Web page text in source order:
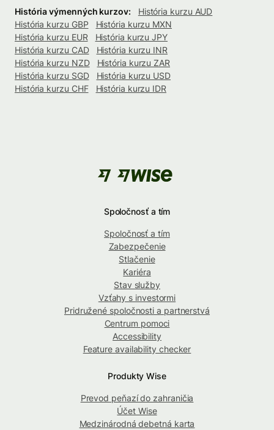
História výmenných kurzov:
História kurzu AUD
História kurzu GBP
História kurzu MXN
História kurzu EUR
História kurzu JPY
História kurzu CAD
História kurzu INR
História kurzu NZD
História kurzu ZAR
História kurzu SGD
História kurzu USD
História kurzu CHF
História kurzu IDR
Spoločnosť a tím
Spoločnosť a tím
Zabezpečenie
Stlačenie
Kariéra
Stav služby
Vzťahy s investormi
Pridružené spoločnosti a partnerstvá
Centrum pomoci
Accessibility
Feature availability checker
Produkty Wise
Prevod peňazí do zahraničia
Účet Wise
Medzinárodná debetná karta